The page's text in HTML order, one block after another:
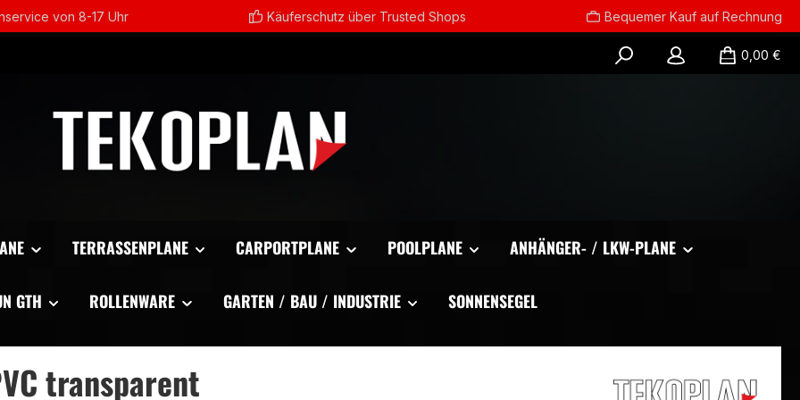
von 8-17 Uhr Käuferschutz über Trusted Shops Bequemer Kauf auf Rechnung
0,00 €
TERRASSENPLANE CARPORTPLANE POOLPLANE ANHÄNGER- / LKW-PLANE
GTH ROLLENWARE GARTEN / BAU / INDUSTRIE SONNENSEGEL
transparent